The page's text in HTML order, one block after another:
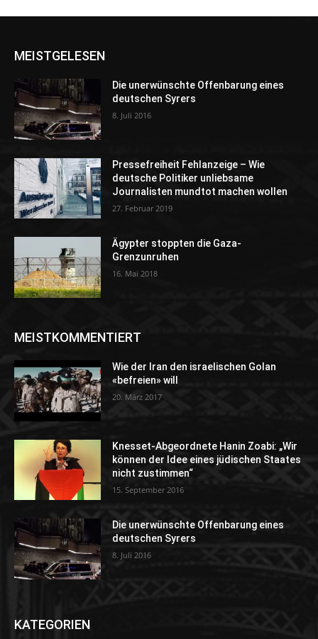
MEISTGELESEN
Die unerwünschte Offenbarung eines
deutschen Syrers
8. Juli 2016
Pressefreiheit Fehlanzeige – Wie
deutsche Politiker unliebsame
Journalisten mundtot machen wollen
27. Februar 2019
Ägypter stoppten die Gaza-
Grenzunruhen
16. Mai 2018
MEISTKOMMENTIERT
Wie der Iran den israelischen Golan
«befreien» will
20. März 2017
Knesset-Abgeordnete Hanin Zoabi: „Wir
können der Idee eines jüdischen Staates
nicht zustimmen“
15. September 2016
Die unerwünschte Offenbarung eines
deutschen Syrers
8. Juli 2016
KATEGORIEN